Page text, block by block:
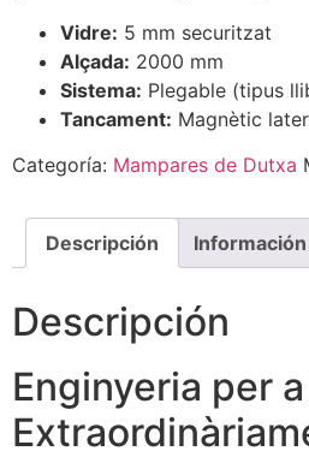
Vidre: 5 mm securitzat
Alçada: 2000 mm
Sistema: Plegable (tipus
Tancament: Magnètic
Categoría: Mampares de Dutxa
Descripción
Descripción
Enginyeria per